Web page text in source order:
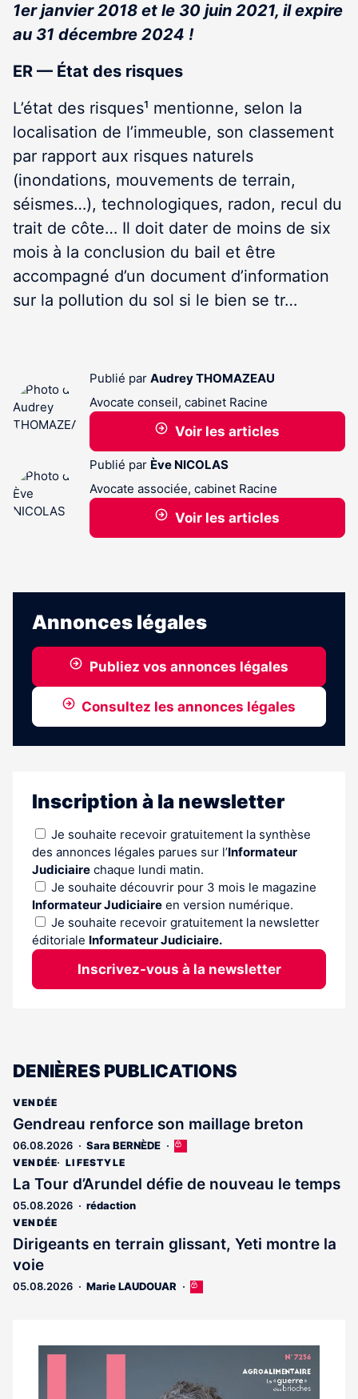
1erjanvier 2018 et le 30 juin 2021, il expire
au 31 décembre 2024 !
ER — État des risques
L’état des risques¹ mentionne, selon la
localisation de l’immeuble, son classement
par rapport aux risques naturels
(inondations, mouvements de terrain,
séismes…), technologiques, radon, recul du
trait de côte… Il doit dater de moins de six
mois à la conclusion du bail et être
accompagné d’un document d’information
sur la pollution du sol si le bien se tr…
Publié par Audrey THOMAZEAU
Avocate conseil, cabinet Racine
Voir les articles
Publié par Ève NICOLAS
Avocate associée, cabinet Racine
Voir les articles
Annonces légales
Publiez vos annonces légales
Consultez les annonces légales
Inscription à la newsletter
Je souhaite recevoir gratuitement la synthèse
des annonces légales parues sur l’Informateur
Judiciaire chaque lundi matin.
Je souhaite découvrir pour 3 mois le magazine
Informateur Judiciaire en version numérique.
Je souhaite recevoir gratuitement la newsletter
éditoriale Informateur Judiciaire.
Inscrivez-vous à la newsletter
DENIÈRES PUBLICATIONS
VENDÉE
Gendreau renforce son maillage breton
06.08.2026 Sara BERNÈDE
Cet
réservé
VENDÉE LIFESTYLE
La Tour d’Arundel défie de nouveau le temps
05.08.2026 rédaction
VENDÉE
Dirigeants en terrain glissant, Yeti montre la
voie
05.08.2026 Marie LAUDOUAR
Cet
aux
Notre